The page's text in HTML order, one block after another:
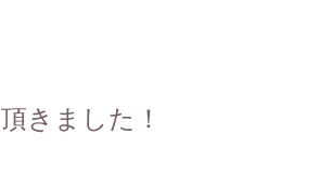
きました！